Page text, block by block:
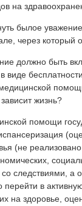
на
былое
через который
должно быть
виде
медицинской
жизнь?
помощи
(не
со следствиями,
перейти в
на здоровье,